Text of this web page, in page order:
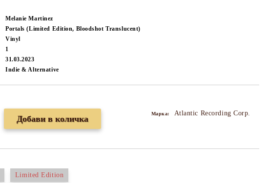
Melanie Martinez
Portals (Limited Edition, Bloodshot Translucent)
Vinyl
1
31.03.2023
Indie & Alternative
Марка: Atlantic Recording Corp.
Limited Edition